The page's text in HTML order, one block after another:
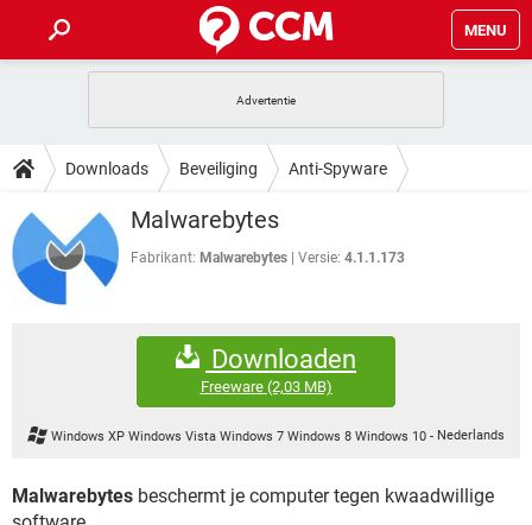
MENU
INSTAGRAM WINDOWS 10
NETFLIX
GRATIS SNAPCHAT
TIKTOK
HOW-TO
VIDEOBELLEN
INSTAGRAM
NETFLIX
DOWNLOADS
VIDEOBELLEN GAMES
INSTAGRAM
CORONAVIRUS
SNAPCHAT
FORUM
WINDOWS 10
CORONAVIRUS
GRATIS SNAPCHAT
GAMES
GRATIS SNAPCHAT
Downloads Beveiliging Anti-Spyware
Malwarebytes
Fabrikant: Malwarebytes Versie: 4.1.1.173
Downloaden
Freeware(2,03 MB)
Windows XP Windows Vista Windows 7 Windows 8 Windows 10- Nederlands
Malwarebytes beschermt je computer tegen kwaadwillige